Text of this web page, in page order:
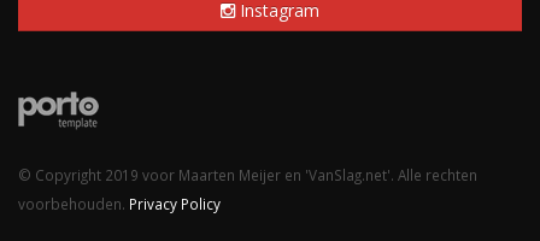
Instagram
© Copyright 2019 voor Maarten Meijer en 'VanSlag.net'. Alle rechten
voorbehouden. Privacy Policy